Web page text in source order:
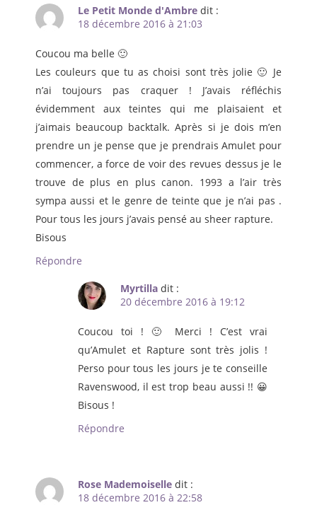
Le Petit Monde d'Ambre dit :
18 décembre 2016 à 21:03
Coucou ma belle 🙂
Les couleurs que tu as choisi sont très jolie 🙂 Je
n’ai toujours pas craquer ! J’avais réfléchis
évidemment aux teintes qui me plaisaient et
j’aimais beaucoup backtalk. Après si je dois m’en
prendre un je pense que je prendrais Amulet pour
commencer, a force de voir des revues dessus je le
trouve de plus en plus canon. 1993 a l’air très
sympa aussi et le genre de teinte que je n’ai pas .
Pour tous les jours j’avais pensé au sheer rapture.
Bisous
Répondre
Myrtilla dit :
20 décembre 2016 à 19:12
Coucou toi ! 🙂 Merci ! C’est vrai
qu’Amulet et Rapture sont très jolis !
Perso pour tous les jours je te conseille
Ravenswood, il est trop beau aussi !! 😀
Bisous !
Répondre
Rose Mademoiselle dit :
18 décembre 2016 à 22:58